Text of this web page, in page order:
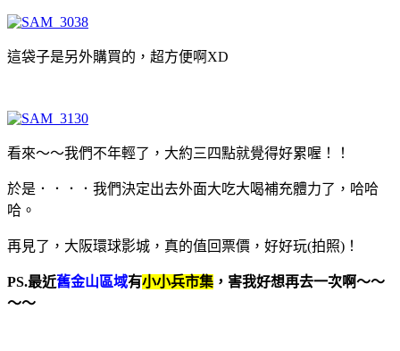
這袋子是另外購買的，超方便啊XD
看來～～我們不年輕了，大約三四點就覺得好累喔！！
於是．．．．我們決定出去外面大吃大喝補充體力了，哈哈
哈。
再見了，大阪環球影城，真的值回票價，好好玩(拍照)！
PS.最近舊金山區域有小小兵市集 ，害我好想再去一次啊～～
～～